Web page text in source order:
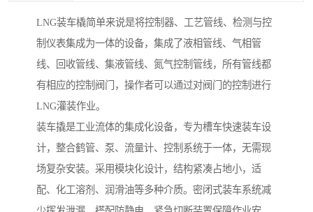
LNG装车橇简单来说是将控制器、工艺管线、检测与控
制仪表集成为一体的设备，集成了液相管线、气相管
线、回收管线、集液管线、氮气控制管线，所有管线都
有相应的控制阀门，操作者可以通过对阀门的控制进行
LNG灌装作业。
装车撬是工业流体的集成化设备，专为槽车快速装车设
计，整合鹤管、泵、流量计、控制系统于一体，无需现
场复杂安装。采用模块化设计，结构紧凑占地小，适
配、化工溶剂、润滑油等多种介质。密闭式装车系统减